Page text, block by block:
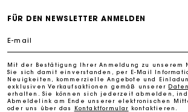
PayPal - Bezahlung nach 30
Die Maje-Geschenkkarte: Die beste
perfekte Geschenk zu
FÜR DEN NEWSLETTER ANMELDEN
E-mail
Mit der Bestätigung Ihrer Anmeldung zu unserem
Sie sich damit einverstanden, per E-Mail
Neuigkeiten, kommerzielle Angebote und
exklusiven Verkaufsaktionen gemäß unserer
erhalten. Sie können sich jederzeit abmelden,
Abmeldelink am Ende unserer elektronischen
oder uns über das
Kontaktformular kontaktieren.